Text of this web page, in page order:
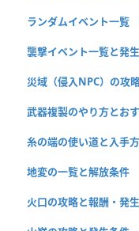
ランダムイベント一覧
襲撃イベント一覧と発
災域（侵入NPC）の攻
武器複製のやり方とお
糸の端の使い道と入手
地変の一覧と解放条件
火口の攻略と報酬・発